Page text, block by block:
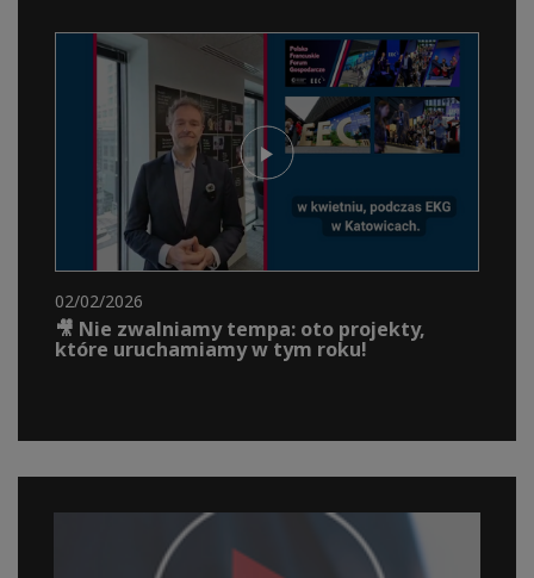
02/02/2026
🎥 Nie zwalniamy tempa: oto projekty,
które uruchamiamy w tym roku!